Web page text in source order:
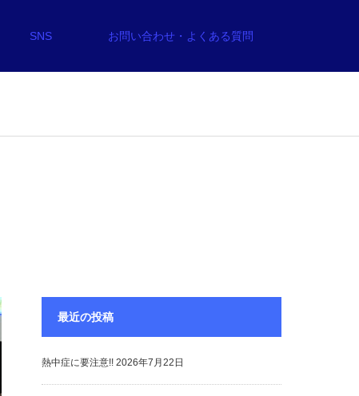
SNS お問い合わせ・よくある質問
最近の投稿
熱中症に要注意!! 2026年7月22日